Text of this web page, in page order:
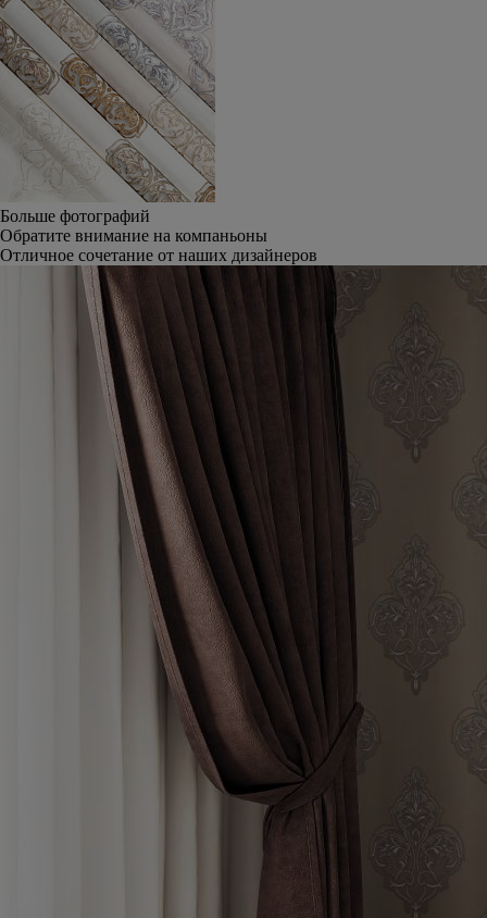
Больше фотографий
Обратите внимание на компаньоны
Отличное сочетание от наших дизайнеров